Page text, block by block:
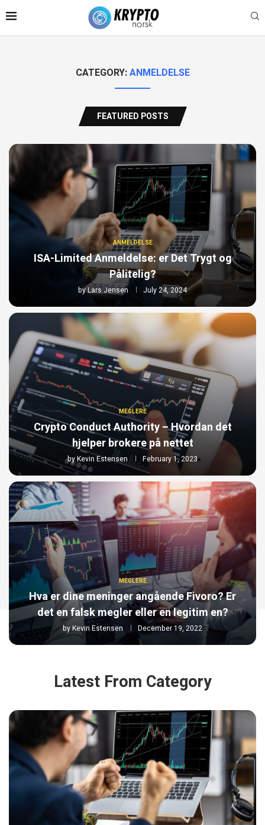
CATEGORY:ANMELDELSE
FEATURED POSTS
ANMELDELSE
ISA-Limited Anmeldelse: er Det Trygt og
Pålitelig?
byLars Jensen July 24, 2024
MEGLERE
Crypto Conduct Authority – Hvordan det
hjelper brokere på nettet
byKevin Estensen February 1, 2023
MEGLERE
Hva er dine meninger angående Fivoro? Er
det en falsk megler eller en legitim en?
byKevin Estensen December 19, 2022
Latest From Category